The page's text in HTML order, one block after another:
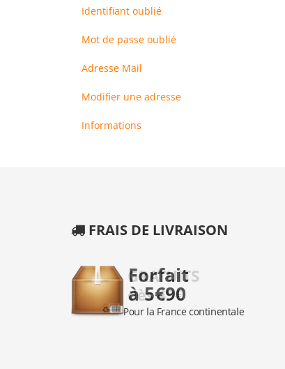
Identifiant oublié
Mot de passe oublié
Adresse Mail
Modifier une adresse
Informations
FRAIS DE LIVRAISON